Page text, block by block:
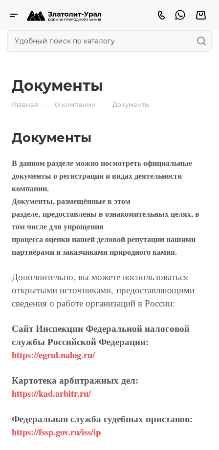
Документы
Главная — О компании — Документы
Документы
В данном разделе можно посмотреть официальные
документы о регистрации и видах деятельности
компании.
Документы, размещённые в этом
разделе, предоставлены в ознакомительных целях, в
том числе для упрощения
процесса оценки нашей деловой репутации нашими
партнёрами и заказчиками природного камня.
Дополнительно, вы можете воспользоваться
открытыми источниками, предоставляющими
сведения о работе организаций в России:
Сайт Инспекции Федеральной налоговой
службы Российской Федерации:
https://egrul.nalog.ru/
Картотека арбитражных дел:
https://kad.arbitr.ru/
Федеральная служба судебных приставов:
https://fssp.gov.ru/iss/ip